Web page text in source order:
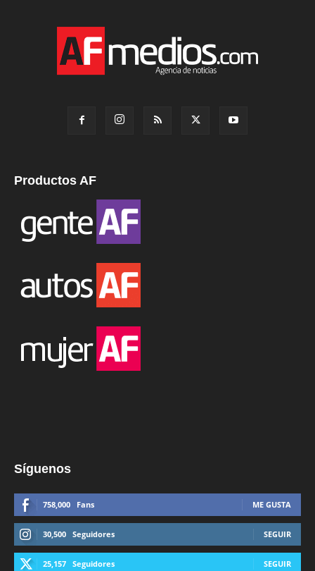
Productos AF
Síguenos
758,000 Fans ME GUSTA
30,500 Seguidores SEGUIR
25,157 Seguidores SEGUIR